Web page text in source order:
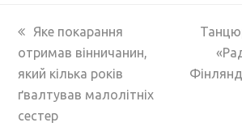
previous
post:
Яке покарання
отримав вінничанин,
який кілька років
ґвалтував малолітніх
сестер
next
post: